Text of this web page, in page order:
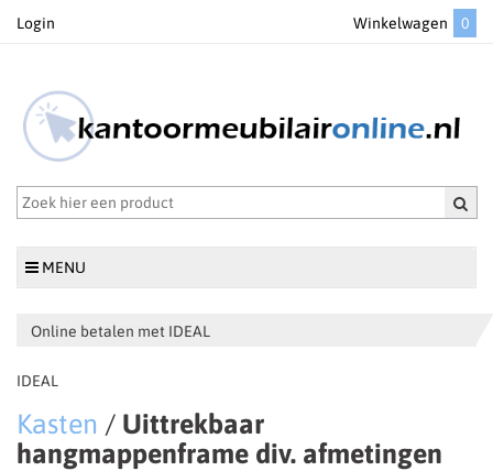
Login Winkelwagen 0
MENU
Online betalen met IDEAL
IDEAL
Kasten / Uittrekbaar
hangmappenframe div. afmetingen